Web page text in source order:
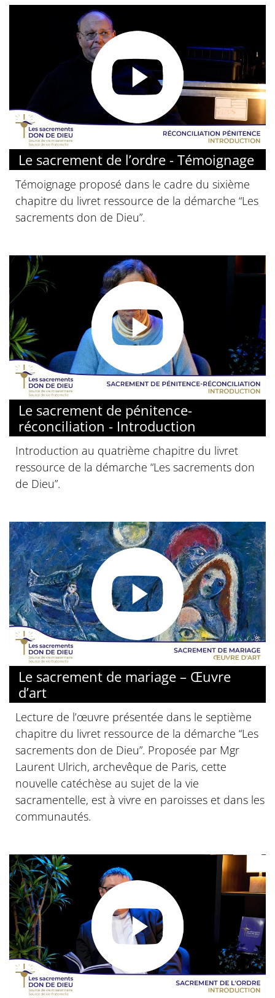
© Diocèse de Paris
Le sacrement de l’ordre - Témoignage
Témoignage proposé dans le cadre du sixième
chapitre du livret ressource de la démarche “Les
sacrements don de Dieu”.
© Diocèse de Paris
Le sacrement de pénitence-
réconciliation - Introduction
Introduction au quatrième chapitre du livret
ressource de la démarche “Les sacrements don
de Dieu”.
© Diocèse de Paris
Le sacrement de mariage – Œuvre
d’art
Lecture de l’œuvre présentée dans le septième
chapitre du livret ressource de la démarche “Les
sacrements don de Dieu”. Proposée par Mgr
Laurent Ulrich, archevêque de Paris, cette
nouvelle catéchèse au sujet de la vie
sacramentelle, est à vivre en paroisses et dans les
communautés.
© Diocèse de Paris